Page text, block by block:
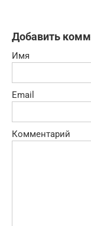
Добавить
Имя
Email
Комментарий